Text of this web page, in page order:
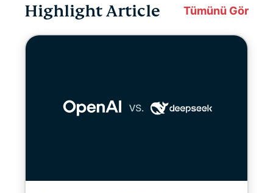
Gizlilik Haberleri
Highlight Article Tümünü Gör